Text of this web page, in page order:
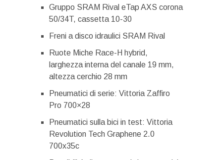
Gruppo SRAM Rival eTap AXS corona
50/34T, cassetta 10-30
Freni a disco idraulici SRAM Rival
Ruote Miche Race-H hybrid,
larghezza interna del canale 19 mm,
altezza cerchio 28 mm
Pneumatici di serie: Vittoria Zaffiro
Pro 700×28
Pneumatici sulla bici in test: Vittoria
Revolution Tech Graphene 2.0
700x35c